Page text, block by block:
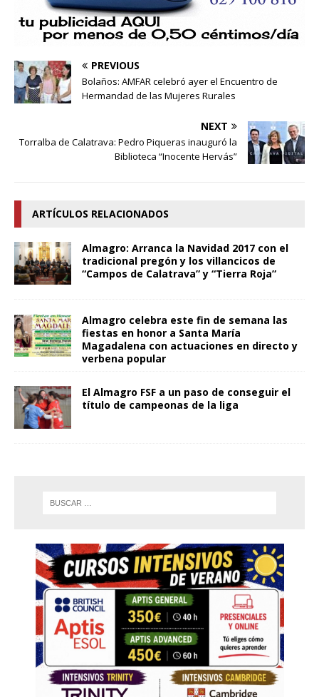
PREVIOUS
Bolaños: AMFAR celebró ayer el Encuentro de
Hermandad de las Mujeres Rurales
NEXT
Torralba de Calatrava: Pedro Piqueras inauguró la
Biblioteca “Inocente Hervás”
ARTÍCULOS RELACIONADOS
Almagro: Arranca la Navidad 2017 con el
tradicional pregón y los villancicos de
“Campos de Calatrava” y “Tierra Roja”
Almagro celebra este fin de semana las
fiestas en honor a Santa María
Magadalena con actuaciones en directo y
verbena popular
El Almagro FSF a un paso de conseguir el
título de campeonas de la liga